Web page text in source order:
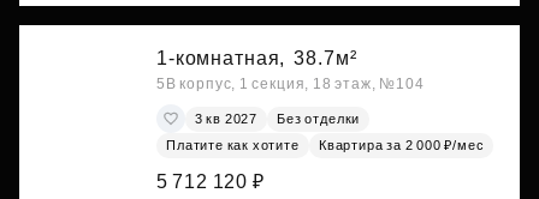
1-комнатная, 38.7м²
5В корпус, 1 секция, 18 этаж, №104
3 кв 2027
Без отделки
Платите как хотите
Квартира за 2 000 ₽/мес
5 712 120 ₽